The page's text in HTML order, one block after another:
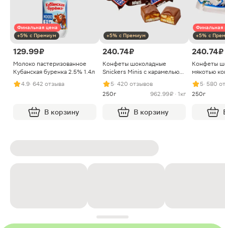
Финальная цена
+5% с Премиум
129.99 ₽
Молоко пастеризованное
Кубанская буренка 2.5% 1.4л
4.9· 642 отзыва
В корзину
+5% с Премиум
240.74 ₽
Конфеты шоколадные
Snickers Minis с карамелью
арахисом и нугой
5· 420 отзывов
250г
962.99 ₽ · 1кг
В корзину
Финальная
+5% с
240.74 ₽
Конфеты
мякотью
5· 580
250г